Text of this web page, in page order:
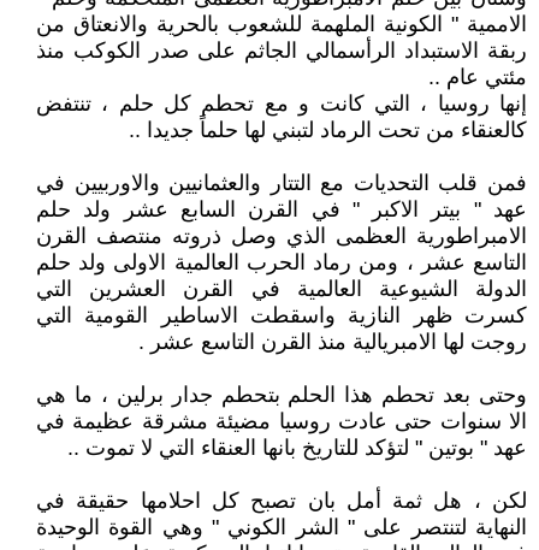
الاممية " الكونية الملهمة للشعوب بالحرية والانعتاق من
ربقة الاستبداد الرأسمالي الجاثم على صدر الكوكب منذ
مئتي عام ..
إنها روسيا ، التي كانت و مع تحطم كل حلم ، تنتفض
كالعنقاء من تحت الرماد لتبني لها حلماً جديدا ..
فمن قلب التحديات مع التتار والعثمانيين والاوربيين في
عهد " بيتر الاكبر " في القرن السابع عشر ولد حلم
الامبراطورية العظمى الذي وصل ذروته منتصف القرن
التاسع عشر ، ومن رماد الحرب العالمية الاولى ولد حلم
الدولة الشيوعية العالمية في القرن العشرين التي
كسرت ظهر النازية واسقطت الاساطير القومية التي
روجت لها الامبريالية منذ القرن التاسع عشر .
وحتى بعد تحطم هذا الحلم بتحطم جدار برلين ، ما هي
الا سنوات حتى عادت روسيا مضيئة مشرقة عظيمة في
عهد " بوتين " لتؤكد للتاريخ بانها العنقاء التي لا تموت ..
لكن ، هل ثمة أمل بان تصبح كل احلامها حقيقة في
النهاية لتنتصر على " الشر الكوني " وهي القوة الوحيدة